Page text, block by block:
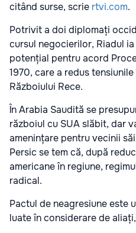
citând surse, scrie rtvi.com.
Potrivit a doi diplomați
cursul negocierilor, Riadul
potențial pentru acord
1970, care a redus
Războiului Rece.
În Arabia Saudită se
războiul cu SUA slăbit, dar
amenințare pentru vecinii
Persic se tem că, după
americane în regiune,
radical.
Pactul de neagresiune este
luate în considerare de